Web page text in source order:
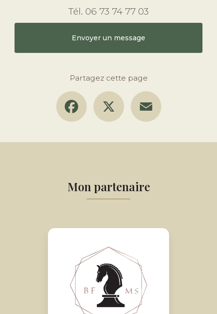
Tél. 06 73 74 77 03
Envoyer un message
Partagez cette page
Facebook
Mon partenaire